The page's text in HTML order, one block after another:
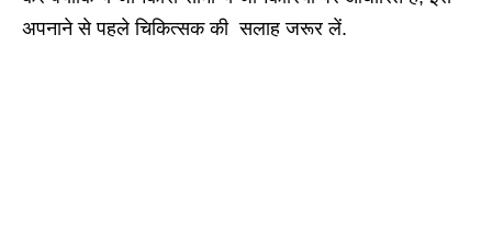
अपनाने से पहले चिकित्सक की सलाह जरूर लें.